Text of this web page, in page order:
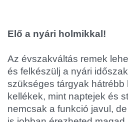
Elő a nyári holmikkal!
Az évszakváltás remek
és felkészülj a nyári
szükséges tárgyak
kellékek, mint naptejek és
nemcsak a funkció javul,